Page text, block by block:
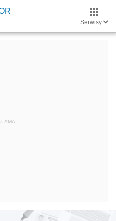
Serwisy